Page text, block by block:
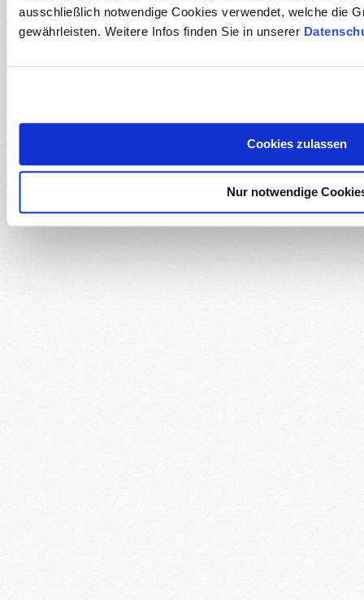
ausschließlich notwendige Cookies verwendet, welche die
gewährleisten. Weitere Infos finden Sie in unserer
Cookies zulassen
Nur notwendige